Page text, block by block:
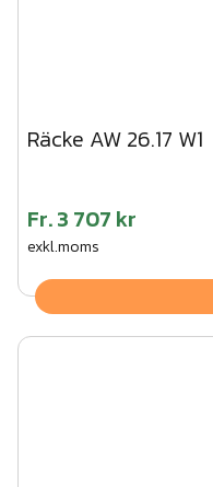
Räcke AW 26.17 W1
Fr.3 707 kr
exkl.moms